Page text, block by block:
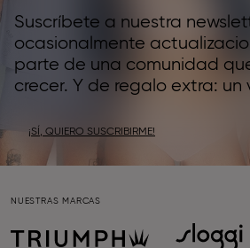
Suscríbete a nuestra
ocasionalmente
parte de una comunidad
crecer. Y de regalo extra: un
¡SÍ, QUIERO SUSCRIBIRME!
NUESTRAS MARCAS